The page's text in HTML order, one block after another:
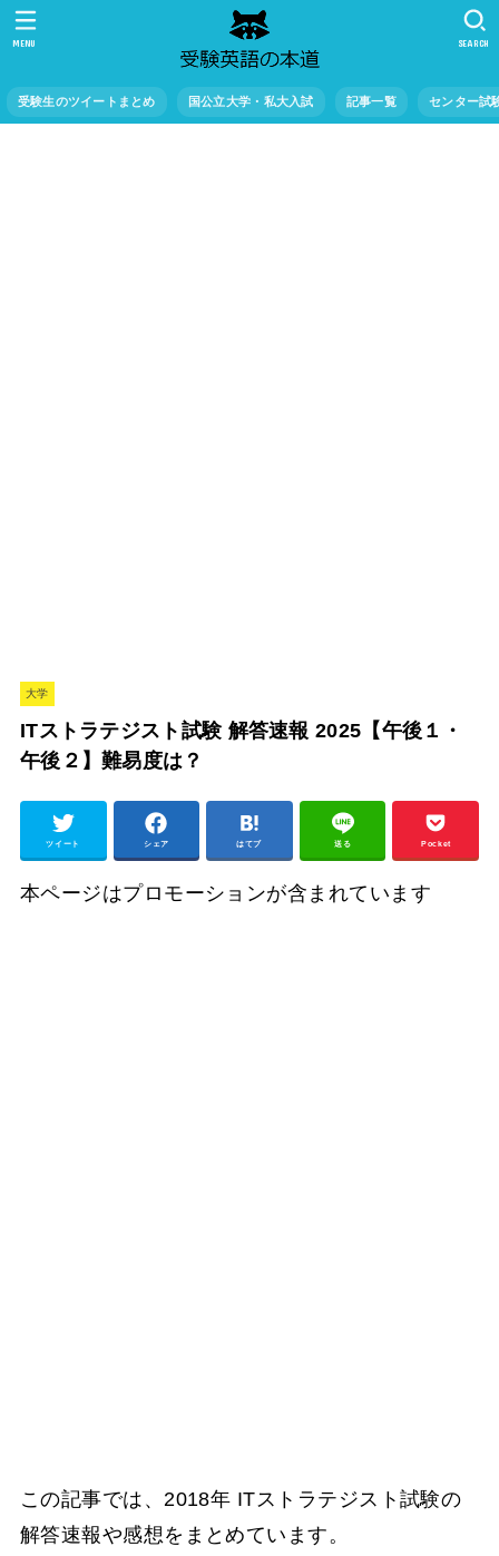
受験生のツイートまとめ 国公立大学・私大入試 記事一覧 センター試
SEARCH
MENU
大学
ITストラテジスト試験 解答速報 2025【午後１・
午後２】難易度は？
ツイート シェア はてブ 送る Pocket
本ページはプロモーションが含まれています
この記事では、2018年 ITストラテジスト試験の
解答速報や感想をまとめています。